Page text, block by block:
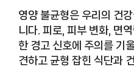
영양 불균형은 우리의 건
니다. 피로, 피부 변화, 면
한 경고 신호에 주의를 기
견하고 균형 잡힌 식단과